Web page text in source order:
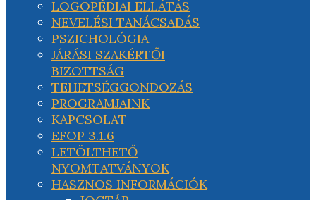
LOGOPÉDIAI ELLÁTÁS
NEVELÉSI TANÁCSADÁS
PSZICHOLÓGIA
JÁRÁSI SZAKÉRTŐI
BIZOTTSÁG
TEHETSÉGGONDOZÁS
PROGRAMJAINK
KAPCSOLAT
EFOP 3.1.6
LETÖLTHETŐ
NYOMTATVÁNYOK
HASZNOS INFORMÁCIÓK